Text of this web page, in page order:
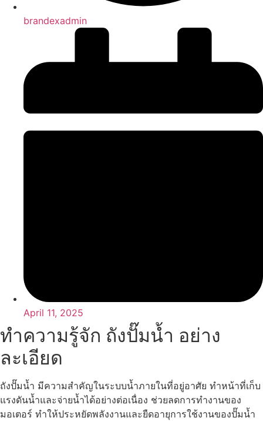
brandexadmin
April 11, 2025
ทำความรู้จัก ถังปั๊มน้ำ อย่าง
ละเอียด
ถังปั๊มน้ำ มีความสำคัญในระบบน้ำภายในที่อยู่อาศัย ทำหน้าที่เก็บ
แรงดันน้ำและจ่ายน้ำได้อย่างต่อเนื่อง ช่วยลดการทำงานของ
มอเตอร์ ทำให้ประหยัดพลังงานและยืดอายุการใช้งานของปั๊มน้ำ